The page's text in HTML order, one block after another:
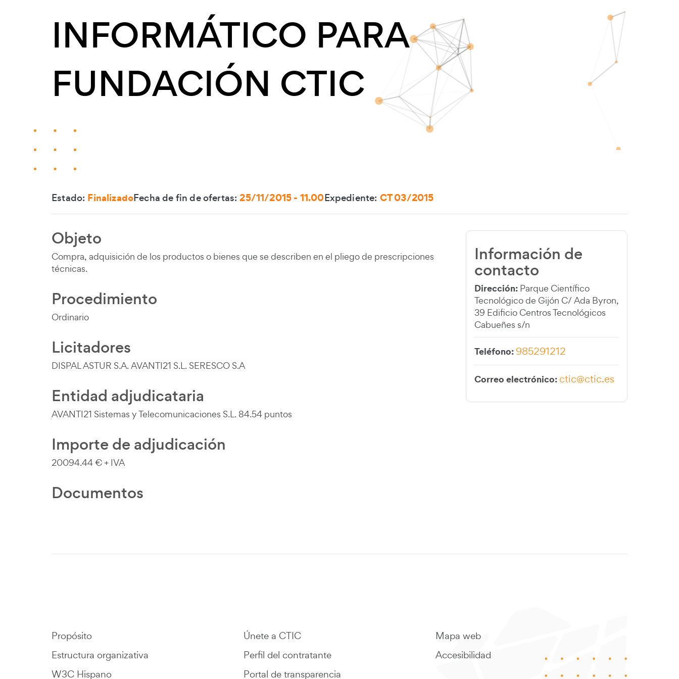
INFORMÁTICO PARA
FUNDACIÓN CTIC
Estado: FinalizadoFecha de fin de ofertas: 25/11/2015 - 11.00Expediente: CT 03/2015
Contenido de la licitación
Objeto
Compra, adquisición de los productos o bienes que se describen en el pliego de prescripciones
técnicas.
Procedimiento
Ordinario
Licitadores
DISPAL ASTUR S.A. AVANTI21 S.L. SERESCO S.A
Entidad adjudicataria
AVANTI21 Sistemas y Telecomunicaciones S.L. 84.54 puntos
Importe de adjudicación
20094.44 € + IVA
Documentos
Información de
contacto
Dirección: Parque Científico
Tecnológico de Gijón C/ Ada Byron,
39 Edificio Centros Tecnológicos
Cabueñes s/n
Teléfono: 985291212
Correo electrónico: ctic@ctic.es
Propósito
Estructura organizativa
W3C Hispano
Únete a CTIC
Perfil del contratante
Portal de transparencia
Mapa web
Accesibilidad